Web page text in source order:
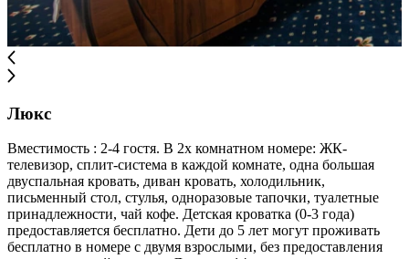
Люкс
Вместимость : 2-4 гостя. В 2х комнатном номере: ЖК-
телевизор, сплит-система в каждой комнате, одна большая
двуспальная кровать, диван кровать, холодильник,
письменный стол, стулья, одноразовые тапочки, туалетные
принадлежности, чай кофе. Детская кроватка (0-3 года)
предоставляется бесплатно. Дети до 5 лет могут проживать
бесплатно в номере с двумя взрослыми, без предоставления